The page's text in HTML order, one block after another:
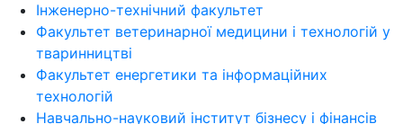
Інженерно-технічний факультет
Факультет ветеринарної медицини і технологій у
тваринництві
Факультет енергетики та інформаційних
технологій
Навчально-науковий інститут бізнесу і фінансів